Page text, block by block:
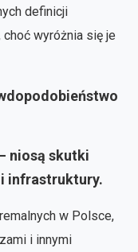
definicji
wyróżnia się je
niosą skutki
infrastruktury.
w Polsce,
i innymi